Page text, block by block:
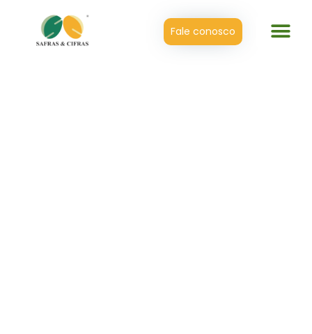
Fale conosco